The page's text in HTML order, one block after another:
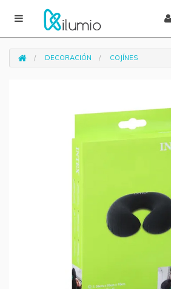
DECORACIÓN COJÍNES